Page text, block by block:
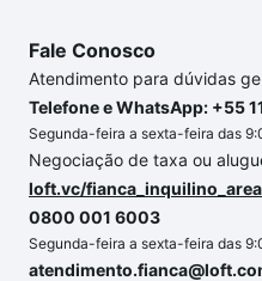
Fale Conosco
Atendimento para dúvidas
Telefone e WhatsApp: +55
Segunda-feira a sexta-feira das
Negociação de taxa ou
loft.vc/
0800 001 6003
Segunda-feira a sexta-feira das